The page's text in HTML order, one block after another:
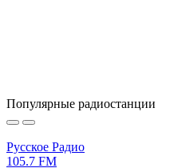
Популярные радиостанции
Русское Радио
105.7 FM